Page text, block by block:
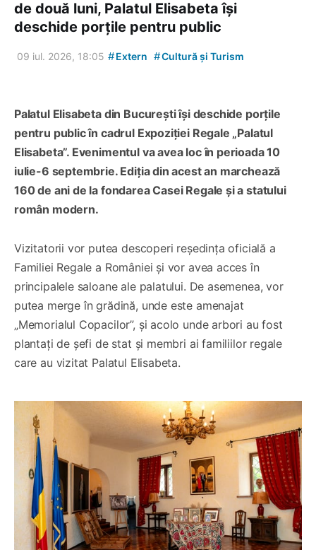
de două luni, Palatul Elisabeta își
deschide porțile pentru public
09 iul. 2026, 18:05 #Extern #Cultură și Turism
Palatul Elisabeta din București își deschide porțile
pentru public în cadrul Expoziției Regale „Palatul
Elisabeta”. Evenimentul va avea loc în perioada 10
iulie-6 septembrie. Ediția din acest an marchează
160 de ani de la fondarea Casei Regale și a statului
român modern.
Vizitatorii vor putea descoperi reședința oficială a
Familiei Regale a României și vor avea acces în
principalele saloane ale palatului. De asemenea, vor
putea merge în grădină, unde este amenajat
„Memorialul Copacilor”, și acolo unde arbori au fost
plantați de șefi de stat și membri ai familiilor regale
care au vizitat Palatul Elisabeta.